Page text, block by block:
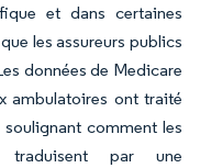
et dans certaines
les assureurs publics
données de Medicare
ambulatoires ont traité
comment les
traduisent par une